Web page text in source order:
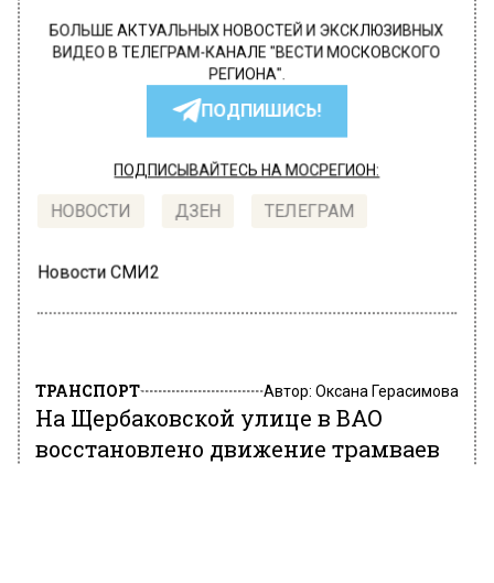
БОЛЬШЕ АКТУАЛЬНЫХ НОВОСТЕЙ И ЭКСКЛЮЗИВНЫХ
ВИДЕО В ТЕЛЕГРАМ-КАНАЛЕ "ВЕСТИ МОСКОВСКОГО
РЕГИОНА".
ПОДПИШИСЬ!
ПОДПИСЫВАЙТЕСЬ НА МОСРЕГИОН:
НОВОСТИ ДЗЕН ТЕЛЕГРАМ
Новости СМИ2
ТРАНСПОРТ Автор: Оксана Герасимова
На Щербаковской улице в ВАО
восстановлено движение трамваев